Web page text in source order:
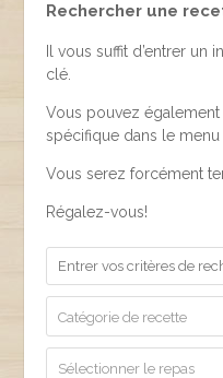
Rechercher une
Il vous suffit d’entrer un
clé.
Vous pouvez
spécifique dans le menu
Vous serez forcément
Régalez-vous!
Catégorie de recette
Sélectionner le repas